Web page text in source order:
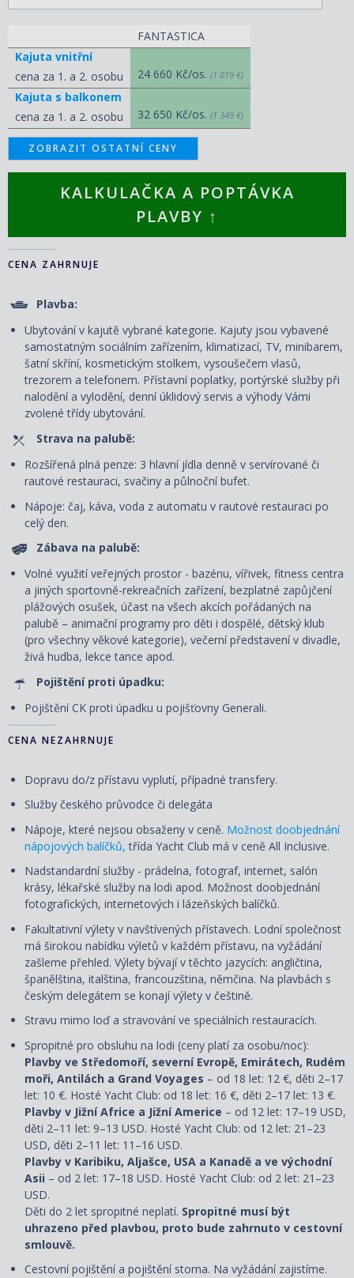
FANTASTICA
Kajuta vnitřní
cena za 1. a 2. osobu
24 660 Kč/os. (1 019 €)
Kajuta s balkonem
cena za 1. a 2. osobu
32 650 Kč/os. (1 349 €)
ZOBRAZIT OSTATNÍ CENY
KALKULAČKA A POPTÁVKA
PLAVBY ↑
CENA ZAHRNUJE
Plavba:
Ubytování v kajutě vybrané kategorie. Kajuty jsou vybavené
samostatným sociálním zařízením, klimatizací, TV, minibarem,
šatní skříní, kosmetickým stolkem, vysoušečem vlasů,
trezorem a telefonem. Přístavní poplatky, portýrské služby při
nalodění a vylodění, denní úklidový servis a výhody Vámi
zvolené třídy ubytování.
Strava na palubě:
Rozšířená plná penze: 3 hlavní jídla denně v servírované či
rautové restauraci, svačiny a půlnoční bufet.
Nápoje: čaj, káva, voda z automatu v rautové restauraci po
celý den.
Zábava na palubě:
Volné využití veřejných prostor - bazénu, vířivek, fitness centra
a jiných sportovně-rekreačních zařízení, bezplatné zapůjčení
plážových osušek, účast na všech akcích pořádaných na
palubě – animační programy pro děti i dospělé, dětský klub
(pro všechny věkové kategorie), večerní představení v divadle,
živá hudba, lekce tance apod.
Pojištění proti úpadku:
Pojištění CK proti úpadku u pojišťovny Generali.
CENA NEZAHRNUJE
Dopravu do/z přístavu vyplutí, případné transfery.
Služby českého průvodce či delegáta
Nápoje, které nejsou obsaženy v ceně. Možnost doobjednání
nápojových balíčků, třída Yacht Club má v ceně All Inclusive.
Nadstandardní služby - prádelna, fotograf, internet, salón
krásy, lékařské služby na lodi apod. Možnost doobjednání
fotografických, internetových i lázeňských balíčků.
Fakultativní výlety v navštívených přístavech. Lodní společnost
má širokou nabídku výletů v každém přístavu, na vyžádání
zašleme přehled. Výlety bývají v těchto jazycích: angličtina,
španělština, italština, francouzština, němčina. Na plavbách s
českým delegátem se konají výlety v češtině.
Stravu mimo loď a stravování ve speciálních restauracích.
Spropitné pro obsluhu na lodi (ceny platí za osobu/noc):
Plavby ve Středomoří, severní Evropě, Emirátech, Rudém
moři, Antilách a Grand Voyages – od 18 let: 12 €, děti 2–17
let: 10 €. Hosté Yacht Club: od 18 let: 16 €, děti 2–17 let: 13 €.
Plavby v Jižní Africe a Jižní Americe – od 12 let: 17–19 USD,
děti 2–11 let: 9–13 USD. Hosté Yacht Club: od 12 let: 21–23
USD, děti 2–11 let: 11–16 USD.
Plavby v Karibiku, Aljašce, USA a Kanadě a ve východní
Asii – od 2 let: 17–18 USD. Hosté Yacht Club: od 2 let: 21–23
USD.
Děti do 2 let spropitné neplatí. Spropitné musí být
uhrazeno před plavbou, proto bude zahrnuto v cestovní
smlouvě.
Cestovní pojištění a pojištění storna. Na vyžádání zajistíme.